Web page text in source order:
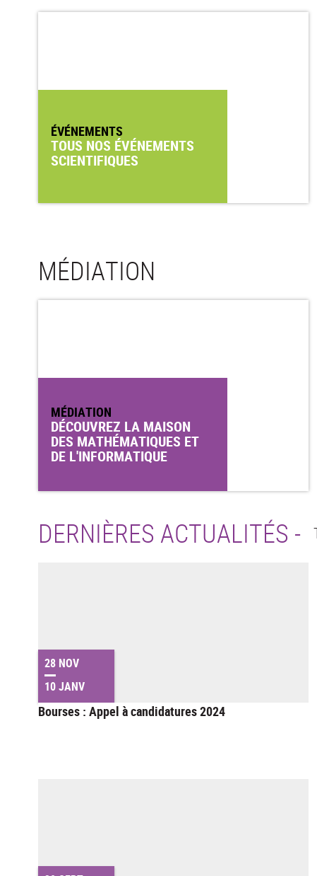
ÉVÉNEMENTS
TOUS NOS ÉVÉNEMENTS
SCIENTIFIQUES
MÉDIATION
MÉDIATION
DÉCOUVREZ LA MAISON
DES MATHÉMATIQUES ET
DE L'INFORMATIQUE
DERNIÈRES ACTUALITÉS -
28 NOV
10 JANV
Bourses : Appel à candidatures 2024